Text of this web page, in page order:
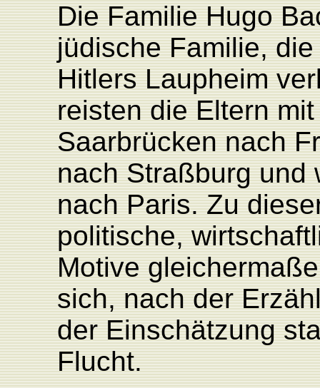
Die Familie Hugo
jüdische Familie,
Hitlers Laupheim
reisten die Eltern
Saarbrücken nach
nach Straßburg und
nach Paris. Zu
politische,
Motive
sich, nach der
der Einschätzung
Flucht.